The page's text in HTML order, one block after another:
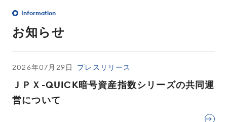
Information
お知らせ
2026年07月29日 プレスリリース
ＪＰＸ-QUICK暗号資産指数シリーズの共同運
営について